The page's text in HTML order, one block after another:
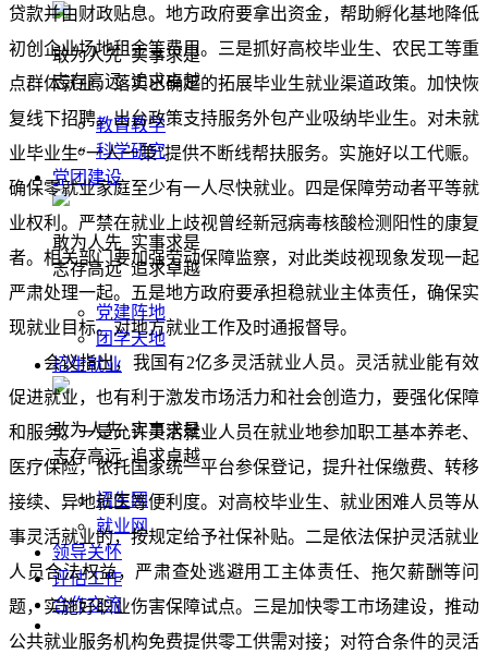
敢为人先 实事求是
志存高远 追求卓越
教育教学
科学研究
党团建设
敢为人先 实事求是
志存高远 追求卓越
党建阵地
团学天地
招生就业
敢为人先 实事求是
志存高远 追求卓越
招生网
就业网
领导关怀
评估工作
合作交流
贷款并由财政贴息。地方政府要拿出资金，帮助孵化基地降低
初创企业场地租金等费用。三是抓好高校毕业生、农民工等重
点群体就业。落实已确定的拓展毕业生就业渠道政策。加快恢
复线下招聘。出台政策支持服务外包产业吸纳毕业生。对未就
业毕业生“一人一策”提供不断线帮扶服务。实施好以工代赈。
确保零就业家庭至少有一人尽快就业。四是保障劳动者平等就
业权利。严禁在就业上歧视曾经新冠病毒核酸检测阳性的康复
者。相关部门要加强劳动保障监察，对此类歧视现象发现一起
严肃处理一起。五是地方政府要承担稳就业主体责任，确保实
现就业目标。对地方就业工作及时通报督导。
会议指出，我国有2亿多灵活就业人员。灵活就业能有效
促进就业，也有利于激发市场活力和社会创造力，要强化保障
和服务。一是允许灵活就业人员在就业地参加职工基本养老、
医疗保险，依托国家统一平台参保登记，提升社保缴费、转移
接续、异地就医等便利度。对高校毕业生、就业困难人员等从
事灵活就业的，按规定给予社保补贴。二是依法保护灵活就业
人员合法权益，严肃查处逃避用工主体责任、拖欠薪酬等问
题，实施好职业伤害保障试点。三是加快零工市场建设，推动
公共就业服务机构免费提供零工供需对接；对符合条件的灵活